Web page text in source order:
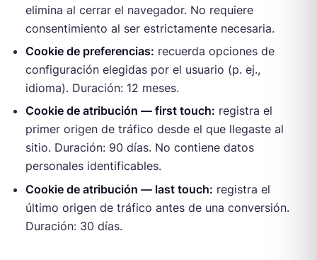
elimina al cerrar el navegador. No requiere
consentimiento al ser estrictamente necesaria.
Cookie de preferencias: recuerda opciones de
configuración elegidas por el usuario (p. ej.,
idioma). Duración: 12 meses.
Cookie de atribución — first touch: registra el
primer origen de tráfico desde el que llegaste al
sitio. Duración: 90 días. No contiene datos
personales identificables.
Cookie de atribución — last touch: registra el
último origen de tráfico antes de una conversión.
Duración: 30 días.